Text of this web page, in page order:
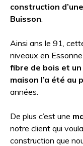
construction
Buisson
Ainsi ans le 91,
niveaux en
fibre de bois et
maison l’a été au
années.
De plus c’est une
notre client qui
construction que